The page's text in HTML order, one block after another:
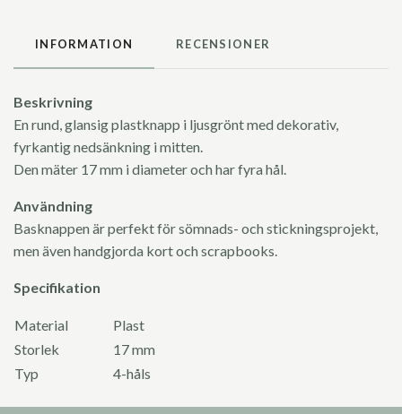
INFORMATION RECENSIONER
Beskrivning
En rund, glansig plastknapp i ljusgrönt med dekorativ,
fyrkantig nedsänkning i mitten.
Den mäter 17 mm i diameter och har fyra hål.
Användning
Basknappen är perfekt för sömnads- och stickningsprojekt,
men även handgjorda kort och scrapbooks.
Specifikation
Material
Plast
Storlek
17 mm
Typ
4-håls